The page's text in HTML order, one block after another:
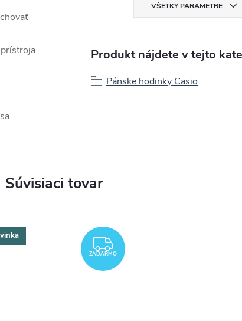
VŠETKY PARAMETRE
Produkt nájdete v tejto
Pánske hodinky Casio
Súvisiaci tovar
ZADARMO
ZADARMO